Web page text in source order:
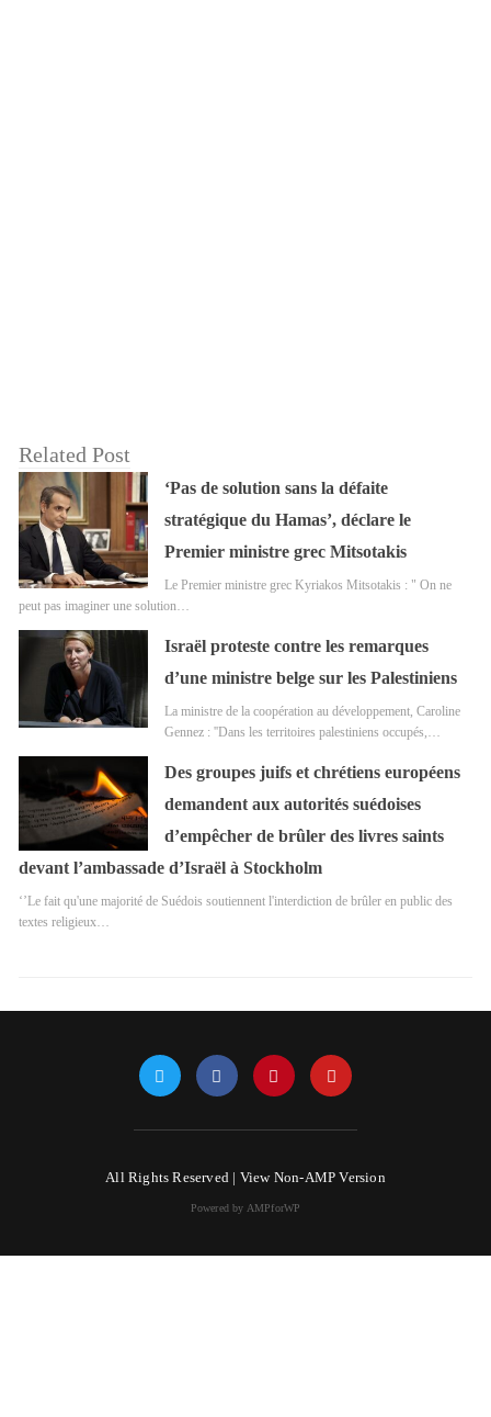
Related Post
‘Pas de solution sans la défaite
stratégique du Hamas’, déclare le
Premier ministre grec Mitsotakis
Le Premier ministre grec Kyriakos Mitsotakis : " On ne
peut pas imaginer une solution…
Israël proteste contre les remarques
d’une ministre belge sur les Palestiniens
La ministre de la coopération au développement, Caroline
Gennez : ''Dans les territoires palestiniens occupés,…
Des groupes juifs et chrétiens européens
demandent aux autorités suédoises
d’empêcher de brûler des livres saints
devant l’ambassade d’Israël à Stockholm
‘’Le fait qu'une majorité de Suédois soutiennent l'interdiction de brûler en public des
textes religieux…
All Rights Reserved | View Non-AMP Version
Powered by AMPforWP